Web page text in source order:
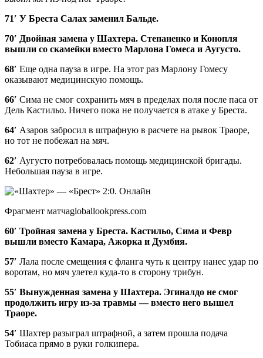
71′ У Бреста Салах заменил Бальде.
70′ Двойная замена у Шахтера. Степаненко и Конопля
вышли со скамейки вместо Марлона Гомеса и Аугусто.
68′ Еще одна пауза в игре. На этот раз Марлону Гомесу
оказывают медицинскую помощь.
66′ Сима не смог сохранить мяч в пределах поля после паса от
Дель Кастильо. Ничего пока не получается в атаке у Бреста.
64′ Азаров забросил в штрафную в расчете на рывок Траоре,
но тот не побежал на мяч.
62′ Аугусто потребовалась помощь медицинской бригады.
Небольшая пауза в игре.
Фрагмент матчаgloballookpress.com
60′ Тройная замена у Бреста. Кастильо, Сима и Февр
вышли вместо Камара, Ажорка и Думбия.
57′ Лала после смещения с фланга чуть к центру нанес удар по
воротам, но мяч улетел куда-то в сторону трибун.
55′ Вынужденная замена у Шахтера. Эгиналдо не смог
продолжить игру из-за травмы — вместо него вышел
Траоре.
54′ Шахтер разыграл штрафной, а затем прошла подача
Тобиаса прямо в руки голкипера.